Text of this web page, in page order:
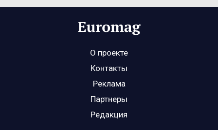
О проекте
Контакты
Реклама
Партнеры
Редакция